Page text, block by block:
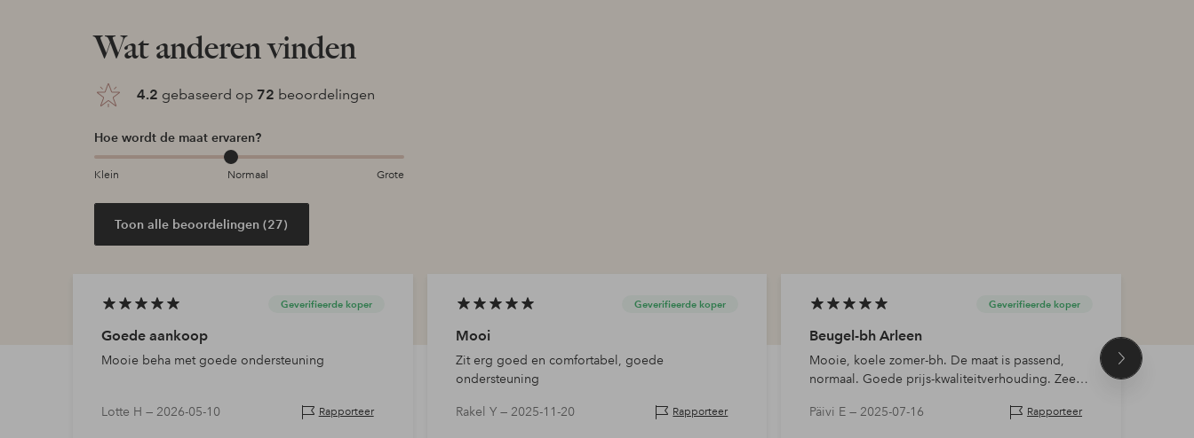
Wat anderen vinden
4.2 gebaseerd op 72 beoordelingen
Hoe wordt de maat ervaren?
Klein Normaal Grote
Toon alle beoordelingen (27)
Geverifieerde koper
Goede aankoop
Mooie beha met goede ondersteuning
Lotte H — 2026-05-10 Rapporteer
Geverifieerde koper
Mooi
Zit erg goed en comfortabel, goede
ondersteuning
Rakel Y — 2025-11-20 Rapporteer
Geverifieerde koper
Beugel-bh Arleen
Mooie, koele zomer-bh. De maat is passend,
normaal. Goede prijs-kwaliteitverhouding. Zeer
doorschijnend.
Päivi E —2025-07-16 Rapporteer
Volgend